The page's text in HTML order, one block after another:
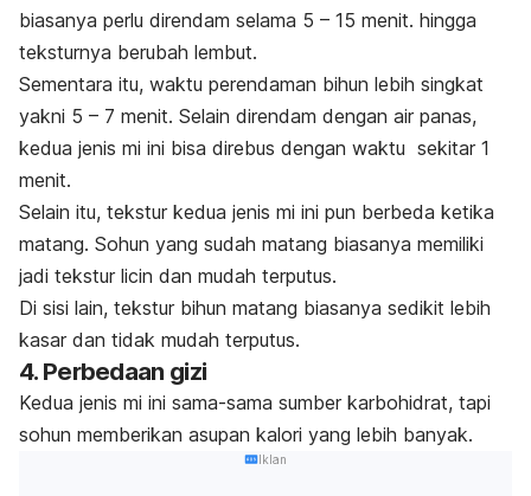
biasanya perlu direndam selama 5 – 15 menit. hingga
teksturnya berubah lembut.
Sementara itu, waktu perendaman bihun lebih singkat
yakni 5 – 7 menit. Selain direndam dengan air panas,
kedua jenis mi ini bisa direbus dengan waktu sekitar 1
menit.
Selain itu, tekstur kedua jenis mi ini pun berbeda ketika
matang. Sohun yang sudah matang biasanya memiliki
jadi tekstur licin dan mudah terputus.
Di sisi lain, tekstur bihun matang biasanya sedikit lebih
kasar dan tidak mudah terputus.
4. Perbedaan gizi
Kedua jenis mi ini sama-sama sumber karbohidrat, tapi
sohun memberikan asupan kalori yang lebih banyak.
Iklan